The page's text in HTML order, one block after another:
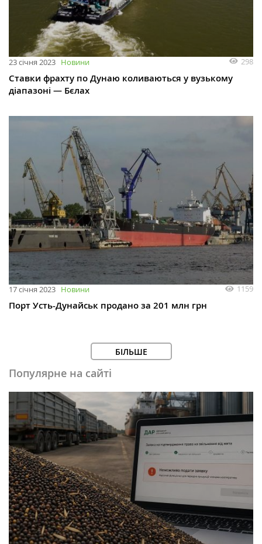
23 січня 2023 Новини 298
Ставки фрахту по Дунаю коливаються у вузькому
діапазоні — Бєлах
17 січня 2023 Новини 1159
Порт Усть-Дунайськ продано за 201 млн грн
БІЛЬШЕ
Популярне на сайті